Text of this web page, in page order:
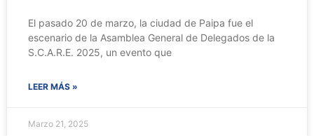
El pasado 20 de marzo, la ciudad de Paipa fue el
escenario de la Asamblea General de Delegados de la
S.C.A.R.E. 2025, un evento que
LEER MÁS »
Marzo 21, 2025